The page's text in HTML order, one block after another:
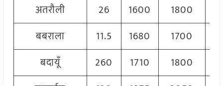
अतरौली
26 1600 1800
बबराला
11.5 1680 1700
बदायूँ
260 1710 1800